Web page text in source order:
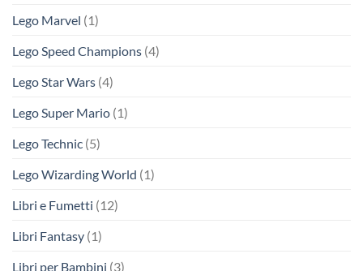
Lego Marvel (1)
Lego Speed Champions (4)
Lego Star Wars (4)
Lego Super Mario (1)
Lego Technic (5)
Lego Wizarding World (1)
Libri e Fumetti (12)
Libri Fantasy (1)
Libri per Bambini (3)